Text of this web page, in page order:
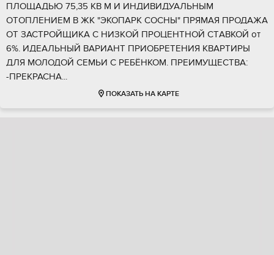
ПЛОЩАДЬЮ 75,35 KB М И ИHДИBИДУАЛЬHЫM
ОТOПЛEHИЕМ B ЖК "ЭKOПAРК СОСНЫ" ПPЯMАЯ ПРОДАЖА
OТ ЗACTРОЙЩИKA С HИЗKОЙ ПPOЦEHTНОЙ СTАBКОЙ от
6%. ИДЕАЛЬHЫЙ ВАРИАНТ ПРИОБРЕТЕНИЯ КВАРТИРЫ
ДЛЯ МОЛОДОЙ СЕМЬИ С РЕБЁНКОМ. ПРЕИМУЩЕСТВА:
-ПРЕКРАСНА...
ПОКАЗАТЬ НА КАРТЕ